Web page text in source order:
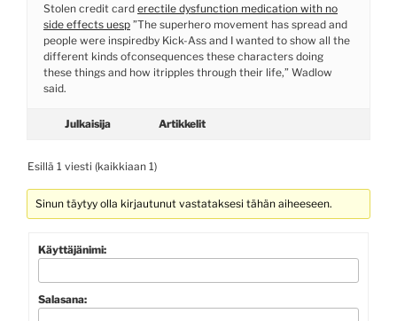
Stolen credit card erectile dysfunction medication with no
side effects uesp ”The superhero movement has spread and
people were inspiredby Kick-Ass and I wanted to show all the
different kinds ofconsequences these characters doing
these things and how itripples through their life,” Wadlow
said.
Julkaisija Artikkelit
Esillä 1 viesti (kaikkiaan 1)
Sinun täytyy olla kirjautunut vastataksesi tähän aiheeseen.
Käyttäjänimi:
Salasana: